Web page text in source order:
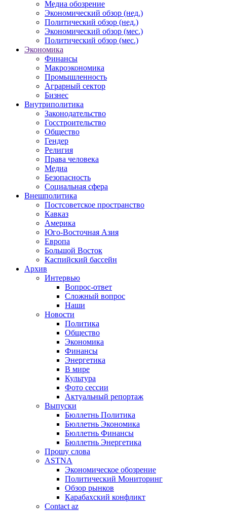
Медиа обозрение
Экономический обзор (нед.)
Политический обзор (нед.)
Экономический обзор (мес.)
Политический обзор (мес.)
Экономика
Финансы
Макроэкономика
Промышленность
Аграрный сектор
Бизнес
Внутриполитика
Законодательство
Госстроительство
Общество
Гендер
Религия
Права человека
Медиа
Безопасность
Социальная сфера
Внешполитика
Постсоветское пространство
Кавказ
Америка
Юго-Восточная Азия
Европа
Большой Восток
Каспийский бассейн
Архив
Интервью
Вопрос-ответ
Сложный вопрос
Наши
Новости
Политика
Общество
Экономика
Финансы
Энергетика
В мире
Культура
Фото сессии
Актуальный репортаж
Выпуски
Бюллетнь Политика
Бюллетнь Экономика
Бюллетнь Финансы
Бюллетнь Энергетика
Прошу слова
ASTNA
Экономическое обозрение
Политический Мониторинг
Обзор рынков
Карабахский конфликт
Contact az